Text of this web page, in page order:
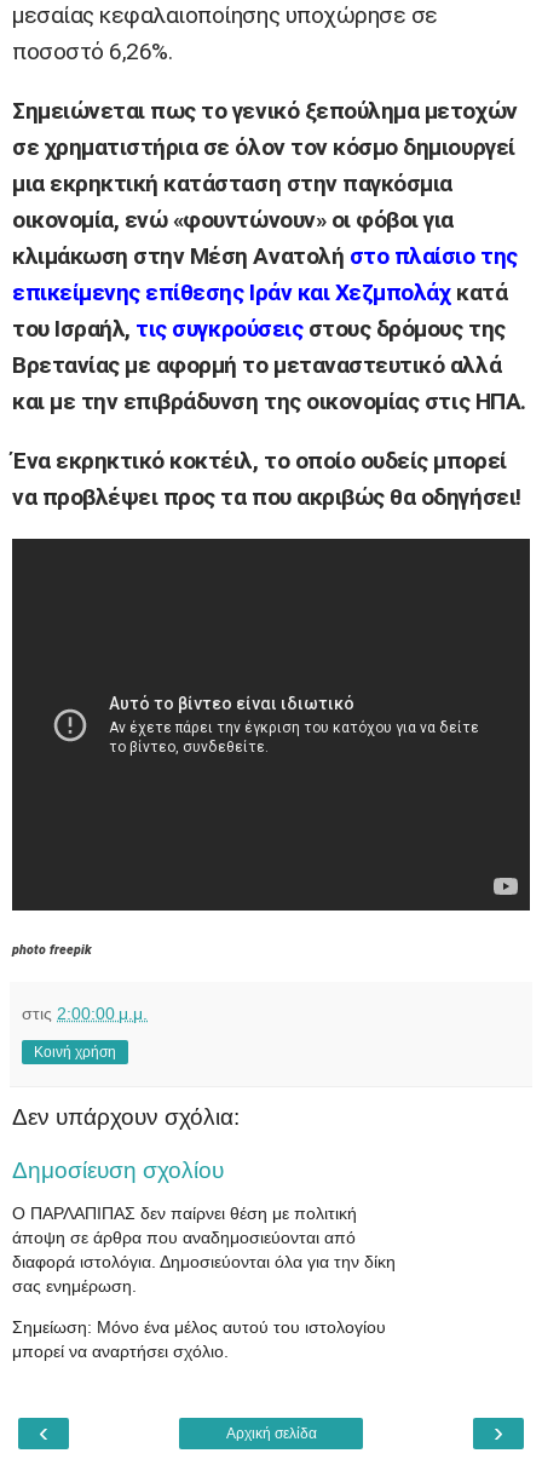
μεσαίας κεφαλαιοποίησης υποχώρησε σε
ποσοστό 6,26%.
Σημειώνεται πως το γενικό ξεπούλημα μετοχών
σε χρηματιστήρια σε όλον τον κόσμο δημιουργεί
μια εκρηκτική κατάσταση στην παγκόσμια
οικονομία, ενώ «φουντώνουν» οι φόβοι για
κλιμάκωση στην Μέση Ανατολή στο πλαίσιο της
επικείμενης επίθεσης Ιράν και Χεζμπολάχ κατά
του Ισραήλ, τις συγκρούσειςστους δρόμους της
Βρετανίας με αφορμή το μεταναστευτικό αλλά
και με την επιβράδυνση της οικονομίας στις ΗΠΑ.
Ένα εκρηκτικό κοκτέιλ, το οποίο ουδείς μπορεί
να προβλέψει προς τα που ακριβώς θα οδηγήσει!
photo freepik
στις 2:00:00 μ.μ.
Κοινή χρήση
Δεν υπάρχουν σχόλια:
Δημοσίευση σχολίου
Ο ΠΑΡΛΑΠΙΠΑΣ δεν παίρνει θέση με πολιτική
άποψη σε άρθρα που αναδημοσιεύονται από
διαφορά ιστολόγια. Δημοσιεύονται όλα για την δίκη
σας ενημέρωση.
Σημείωση: Μόνο ένα μέλος αυτού του ιστολογίου
μπορεί να αναρτήσει σχόλιο.
‹ ›
Αρχική σελίδα